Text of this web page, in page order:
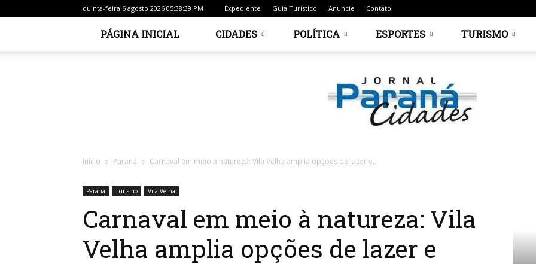
quinta-feira 6 agosto 2026 05:38:39 PM Expediente Guia Turístico Anuncie Contato
PÁGINA INICIAL CIDADES POLÍTICA ESPORTES TURISMO
Início Paraná Carnaval em meio à natureza: Vila Velha amplia opções de lazer e...
Paraná Turismo Vila Velha
Carnaval em meio à natureza: Vila
Velha amplia opções de lazer e